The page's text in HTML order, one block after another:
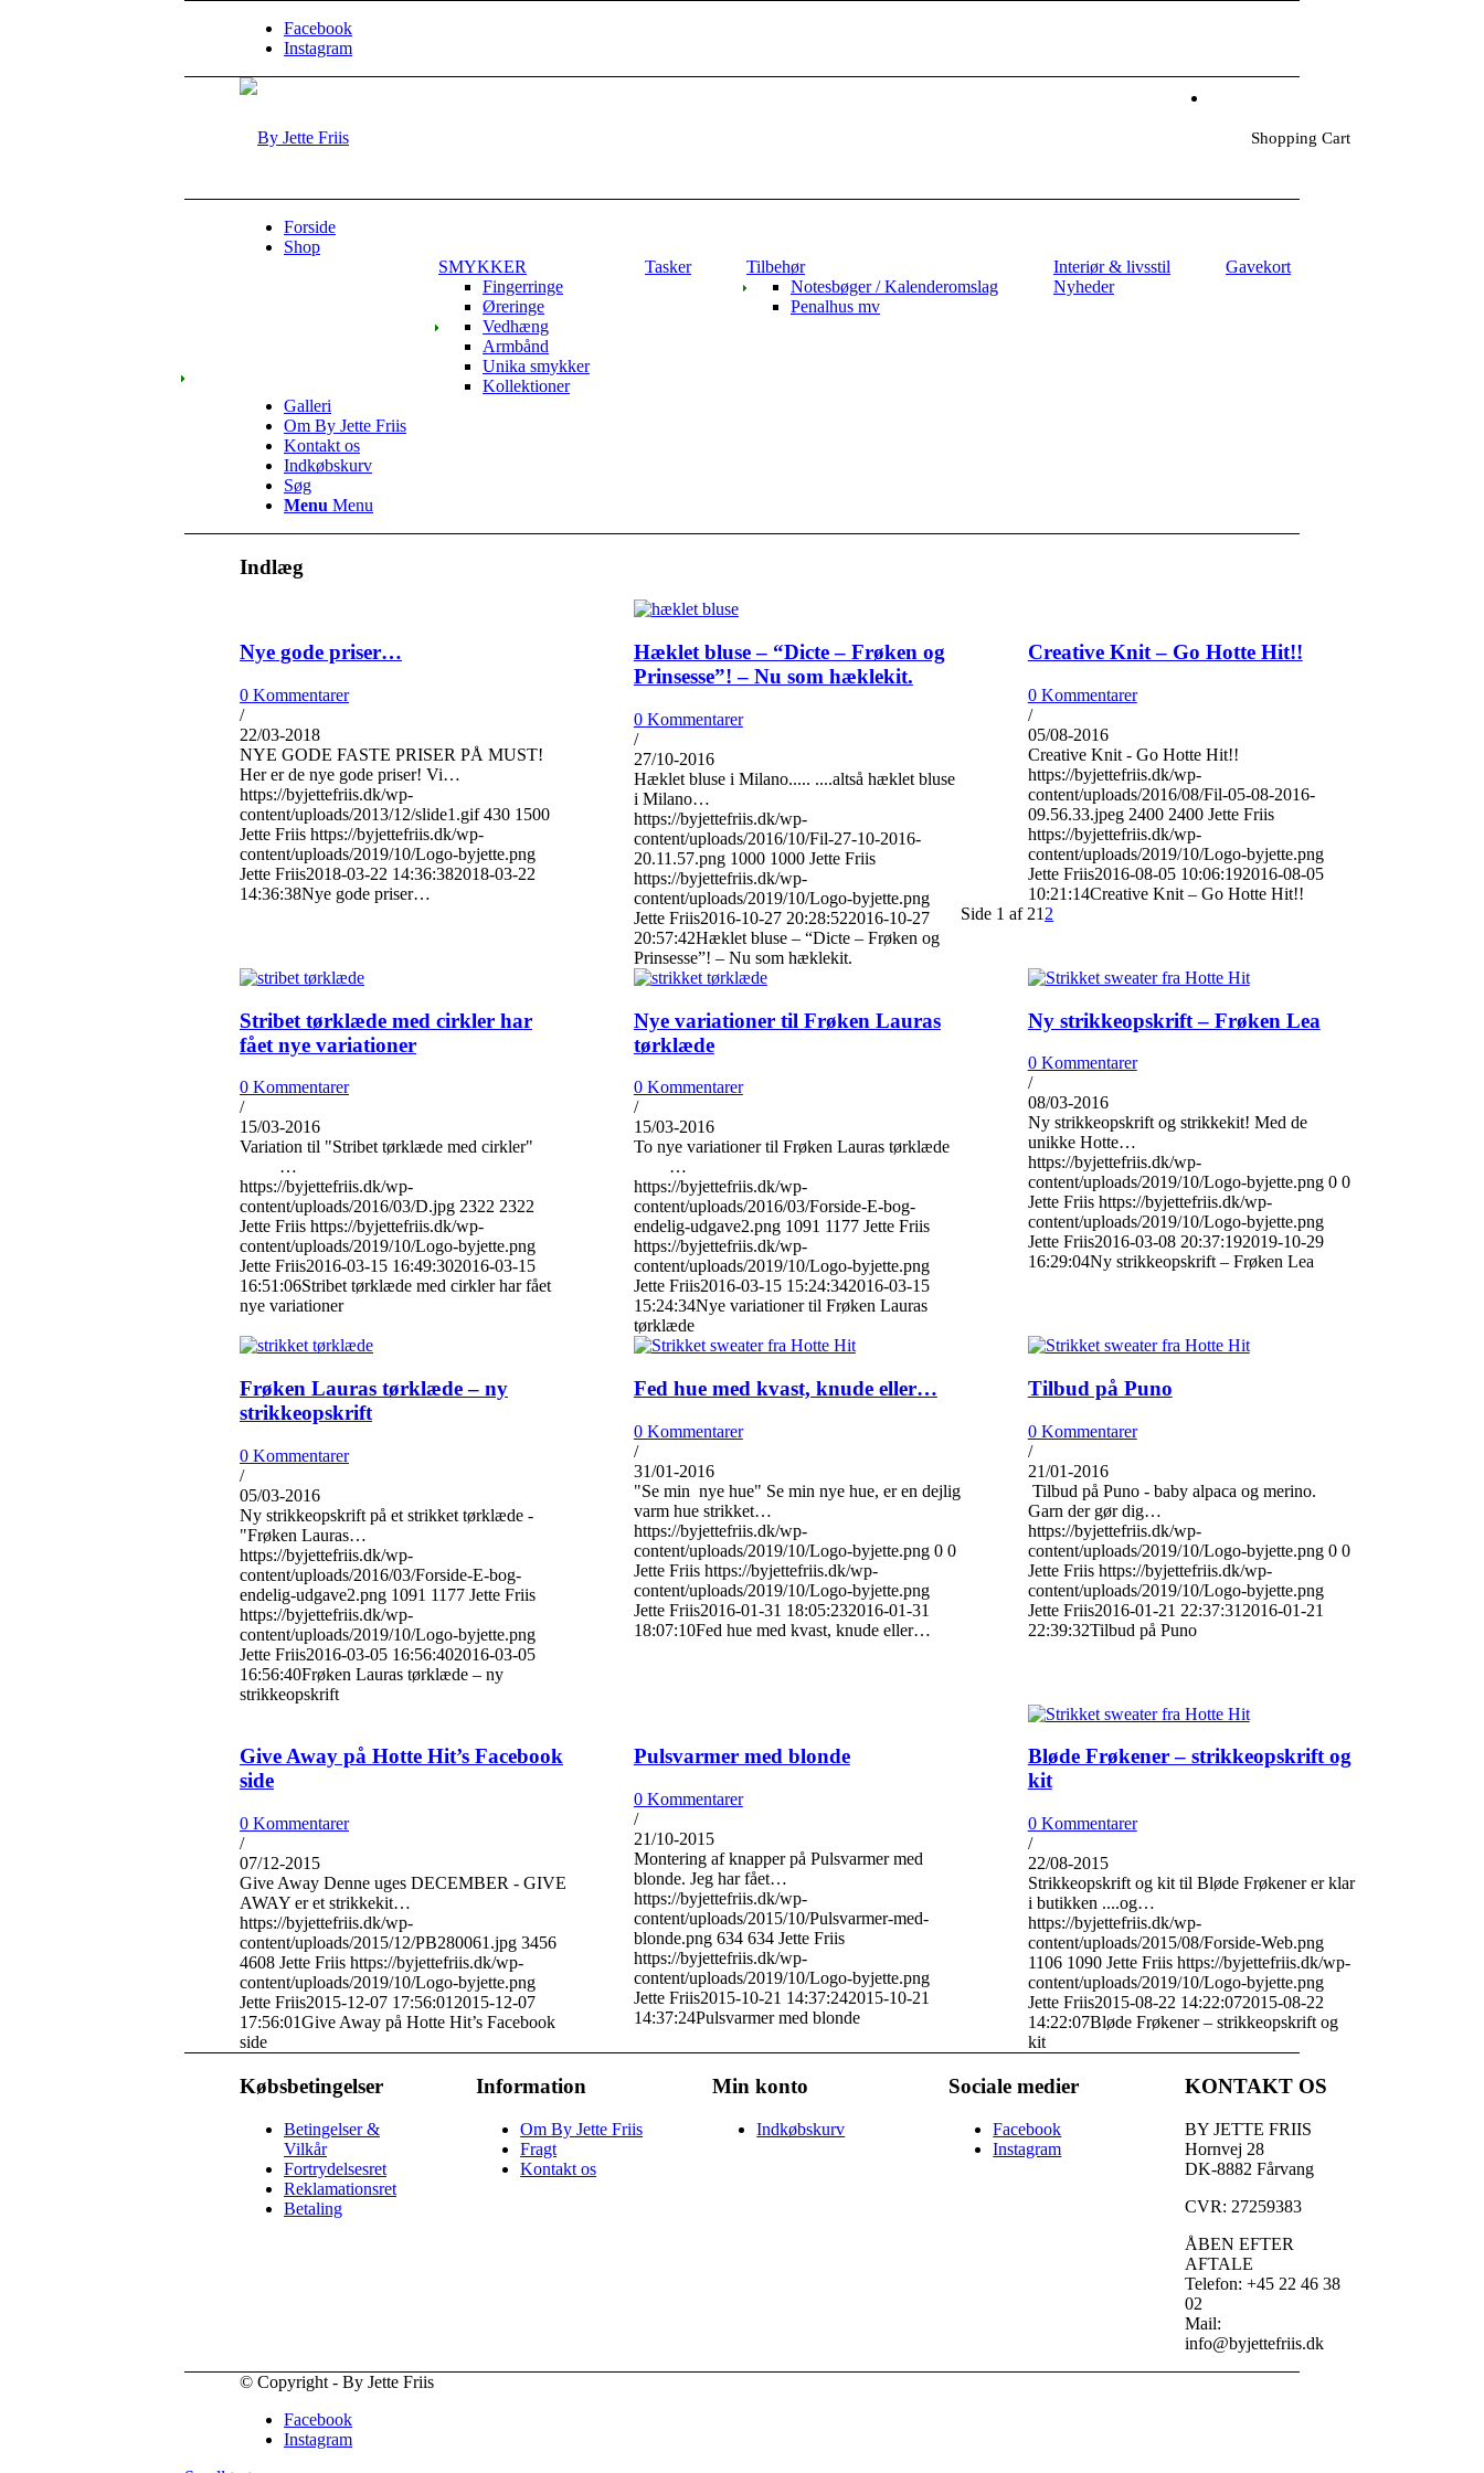
Facebook
Instagram
Shopping Cart
Forside
Shop
SMYKKER
Fingerringe
Øreringe
Vedhæng
Armbånd
Unika smykker
Kollektioner
Tasker
Tilbehør
Notesbøger / Kalenderomslag
Penalhus mv
Interiør & livsstil
Gavekort
Nyheder
Galleri
Om By Jette Friis
Kontakt os
Indkøbskurv
Søg
Menu Menu
Indlæg
Nye gode priser…
0 Kommentarer
/
22/03-2018
NYE GODE FASTE PRISER PÅ MUST!
Her er de nye gode priser! Vi…
https://byjettefriis.dk/wp-
content/uploads/2013/12/slide1.gif 430 1500
Jette Friis https://byjettefriis.dk/wp-
content/uploads/2019/10/Logo-byjette.png
Jette Friis2018-03-22 14:36:382018-03-22
14:36:38Nye gode priser…
Hæklet bluse – “Dicte – Frøken og
Prinsesse”! – Nu som hæklekit.
0 Kommentarer
/
27/10-2016
Hæklet bluse i Milano..... ....altså hæklet bluse
i Milano…
https://byjettefriis.dk/wp-
content/uploads/2016/10/Fil-27-10-2016-
20.11.57.png 1000 1000 Jette Friis
https://byjettefriis.dk/wp-
content/uploads/2019/10/Logo-byjette.png
Jette Friis2016-10-27 20:28:522016-10-27
20:57:42Hæklet bluse – “Dicte – Frøken og
Prinsesse”! – Nu som hæklekit.
Creative Knit – Go Hotte Hit!!
0 Kommentarer
/
05/08-2016
Creative Knit - Go Hotte Hit!!
https://byjettefriis.dk/wp-
content/uploads/2016/08/Fil-05-08-2016-
09.56.33.jpeg 2400 2400 Jette Friis
https://byjettefriis.dk/wp-
content/uploads/2019/10/Logo-byjette.png
Jette Friis2016-08-05 10:06:192016-08-05
10:21:14Creative Knit – Go Hotte Hit!!
Stribet tørklæde med cirkler har
fået nye variationer
0 Kommentarer
/
15/03-2016
Variation til "Stribet tørklæde med cirkler"
…
https://byjettefriis.dk/wp-
content/uploads/2016/03/D.jpg 2322 2322
Jette Friis https://byjettefriis.dk/wp-
content/uploads/2019/10/Logo-byjette.png
Jette Friis2016-03-15 16:49:302016-03-15
16:51:06Stribet tørklæde med cirkler har fået
nye variationer
Nye variationer til Frøken Lauras
tørklæde
0 Kommentarer
/
15/03-2016
To nye variationer til Frøken Lauras tørklæde
…
https://byjettefriis.dk/wp-
content/uploads/2016/03/Forside-E-bog-
endelig-udgave2.png 1091 1177 Jette Friis
https://byjettefriis.dk/wp-
content/uploads/2019/10/Logo-byjette.png
Jette Friis2016-03-15 15:24:342016-03-15
15:24:34Nye variationer til Frøken Lauras
tørklæde
Ny strikkeopskrift – Frøken Lea
0 Kommentarer
/
08/03-2016
Ny strikkeopskrift og strikkekit! Med de
unikke Hotte…
https://byjettefriis.dk/wp-
content/uploads/2019/10/Logo-byjette.png 0 0
Jette Friis https://byjettefriis.dk/wp-
content/uploads/2019/10/Logo-byjette.png
Jette Friis2016-03-08 20:37:192019-10-29
16:29:04Ny strikkeopskrift – Frøken Lea
Frøken Lauras tørklæde – ny
strikkeopskrift
0 Kommentarer
/
05/03-2016
Ny strikkeopskrift på et strikket tørklæde -
"Frøken Lauras…
https://byjettefriis.dk/wp-
content/uploads/2016/03/Forside-E-bog-
endelig-udgave2.png 1091 1177 Jette Friis
https://byjettefriis.dk/wp-
content/uploads/2019/10/Logo-byjette.png
Jette Friis2016-03-05 16:56:402016-03-05
16:56:40Frøken Lauras tørklæde – ny
strikkeopskrift
Fed hue med kvast, knude eller…
0 Kommentarer
/
31/01-2016
"Se min nye hue" Se min nye hue, er en dejlig
varm hue strikket…
https://byjettefriis.dk/wp-
content/uploads/2019/10/Logo-byjette.png 0 0
Jette Friis https://byjettefriis.dk/wp-
content/uploads/2019/10/Logo-byjette.png
Jette Friis2016-01-31 18:05:232016-01-31
18:07:10Fed hue med kvast, knude eller…
Tilbud på Puno
0 Kommentarer
/
21/01-2016
Tilbud på Puno - baby alpaca og merino.
Garn der gør dig…
https://byjettefriis.dk/wp-
content/uploads/2019/10/Logo-byjette.png 0 0
Jette Friis https://byjettefriis.dk/wp-
content/uploads/2019/10/Logo-byjette.png
Jette Friis2016-01-21 22:37:31 2016-01-21
22:39:32Tilbud på Puno
Give Away på Hotte Hit’s Facebook
side
0 Kommentarer
/
07/12-2015
Give Away Denne uges DECEMBER - GIVE
AWAY er et strikkekit…
https://byjettefriis.dk/wp-
content/uploads/2015/12/PB280061.jpg 3456
4608 Jette Friis https://byjettefriis.dk/wp-
content/uploads/2019/10/Logo-byjette.png
Jette Friis2015-12-07 17:56:01 2015-12-07
17:56:01Give Away på Hotte Hit’s Facebook
side
Pulsvarmer med blonde
0 Kommentarer
/
21/10-2015
Montering af knapper på Pulsvarmer med
blonde. Jeg har fået…
https://byjettefriis.dk/wp-
content/uploads/2015/10/Pulsvarmer-med-
blonde.png 634 634 Jette Friis
https://byjettefriis.dk/wp-
content/uploads/2019/10/Logo-byjette.png
Jette Friis2015-10-21 14:37:242015-10-21
14:37:24Pulsvarmer med blonde
Bløde Frøkener – strikkeopskrift og
kit
0 Kommentarer
/
22/08-2015
Strikkeopskrift og kit til Bløde Frøkener er klar
i butikken ....og…
https://byjettefriis.dk/wp-
content/uploads/2015/08/Forside-Web.png
1106 1090 Jette Friis https://byjettefriis.dk/wp-
content/uploads/2019/10/Logo-byjette.png
Jette Friis2015-08-22 14:22:072015-08-22
14:22:07Bløde Frøkener – strikkeopskrift og
kit
Side 1 af 21 2
Købsbetingelser
Betingelser &
Vilkår
Fortrydelsesret
Reklamationsret
Betaling
Information
Om By Jette Friis
Fragt
Kontakt os
Min konto
Indkøbskurv
Sociale medier
Facebook
Instagram
KONTAKT OS
BY JETTE FRIIS
Hornvej 28
DK-8882 Fårvang
CVR: 27259383
ÅBEN EFTER
AFTALE
Telefon: +45 22 46 38
02
Mail:
info@byjettefriis.dk
© Copyright - By Jette Friis
Facebook
Instagram